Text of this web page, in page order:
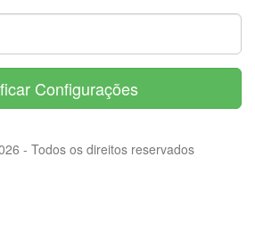
- Todos os direitos reservados